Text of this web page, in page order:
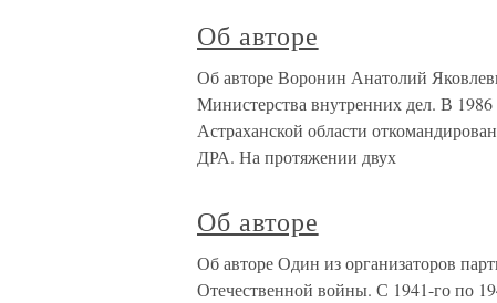
Об авторе
Об авторе Воронин Анатолий
Министерства внутренних дел. В
Астраханской области
ДРА. На протяжении двух
Об авторе
Об авторе Один из организаторов
Отечественной войны. С 1941-го по